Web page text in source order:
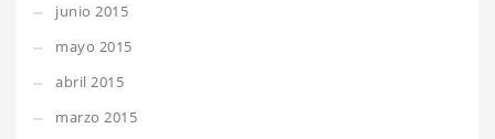
junio 2015
mayo 2015
abril 2015
marzo 2015